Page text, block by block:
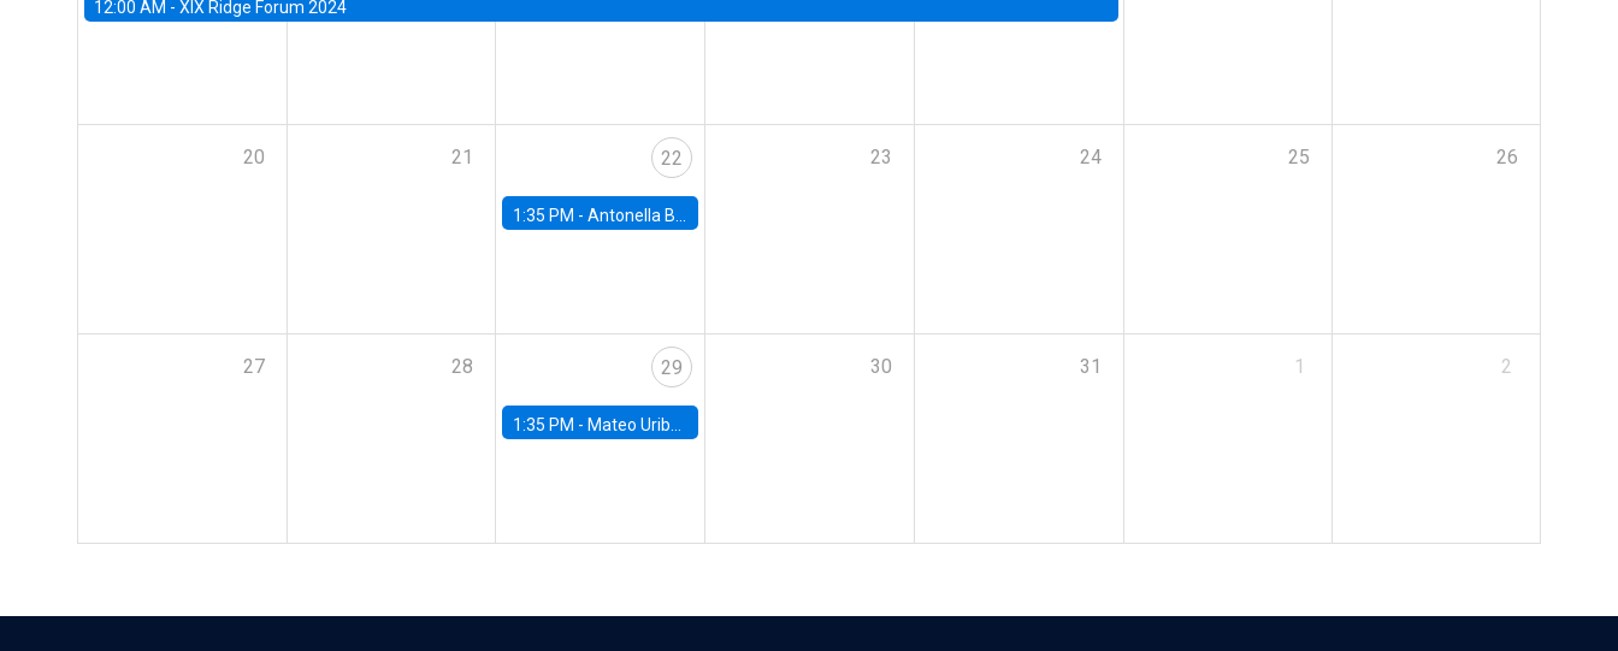
12:00 AM - XIX Ridge Forum 2024
20 21 22
1:35 PM -Antonella Bancalari, Institute for Fiscal Studies (IFS) and Research Associate at University College London (UCL)
23 24 25 26
27 28 29
1:35 PM - Mateo Uribe-Castro, Universidad de los Andes (Colombia)
30 31 1 2